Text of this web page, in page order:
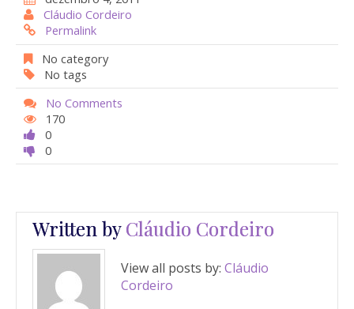
b
o
o
k
s
A
p
p
er
st
Cláudio Cordeiro
Permalink
No category
No tags
No Comments
170
0
0
Written byCláudio Cordeiro
View all posts by: Cláudio
Cordeiro